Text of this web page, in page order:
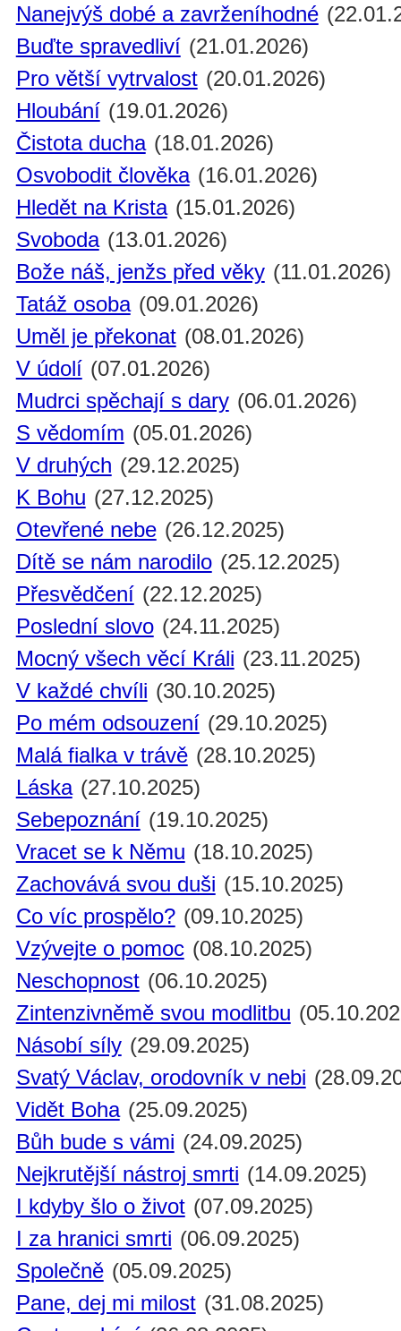
Nanejvýš dobé a zavrženíhodné
Buďte spravedliví (21.01.2026)
Pro větší vytrvalost (20.01.2026)
Hloubání (19.01.2026)
Čistota ducha (18.01.2026)
Osvobodit člověka (16.01.2026)
Hledět na Krista (15.01.2026)
Svoboda (13.01.2026)
Bože náš, jenžs před věky (11.01.2026)
Tatáž osoba (09.01.2026)
Uměl je překonat (08.01.2026)
V údolí (07.01.2026)
Mudrci spěchají s dary (06.01.2026)
S vědomím (05.01.2026)
V druhých (29.12.2025)
K Bohu (27.12.2025)
Otevřené nebe (26.12.2025)
Dítě se nám narodilo (25.12.2025)
Přesvědčení (22.12.2025)
Poslední slovo (24.11.2025)
Mocný všech věcí Králi (23.11.2025)
V každé chvíli (30.10.2025)
Po mém odsouzení (29.10.2025)
Malá fialka v trávě (28.10.2025)
Láska (27.10.2025)
Sebepoznání (19.10.2025)
Vracet se k Němu (18.10.2025)
Zachovává svou duši (15.10.2025)
Co víc prospělo? (09.10.2025)
Vzývejte o pomoc (08.10.2025)
Neschopnost (06.10.2025)
Zintenzivněmě svou modlitbu
Násobí síly (29.09.2025)
Svatý Václav, orodovník v nebi
Vidět Boha (25.09.2025)
Bůh bude s vámi (24.09.2025)
Nejkrutější nástroj smrti (14.09.2025)
I kdyby šlo o život (07.09.2025)
I za hranici smrti (06.09.2025)
Společně (05.09.2025)
Pane, dej mi milost (31.08.2025)